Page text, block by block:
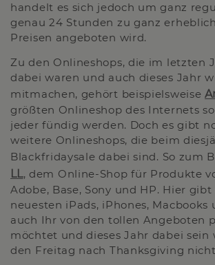
handelt es sich jedoch um ganz
genau 24 Stunden zu ganz
Preisen angeboten wird.
Zu den Onlineshops, die im letzten
dabei waren und auch dieses Jahr
mitmachen, gehört beispielsweise
größten Onlineshop des Internets
jeder fündig werden. Doch es gibt
weitere Onlineshops, die beim
Blackfridaysale dabei sind. So zum
LL, dem Online-Shop für Produkte
Adobe, Base, Sony und HP. Hier gibt
neuesten iPads, iPhones, Macbooks
auch Ihr von den tollen Angeboten
möchtet und dieses Jahr dabei sein
den Freitag nach Thanksgiving